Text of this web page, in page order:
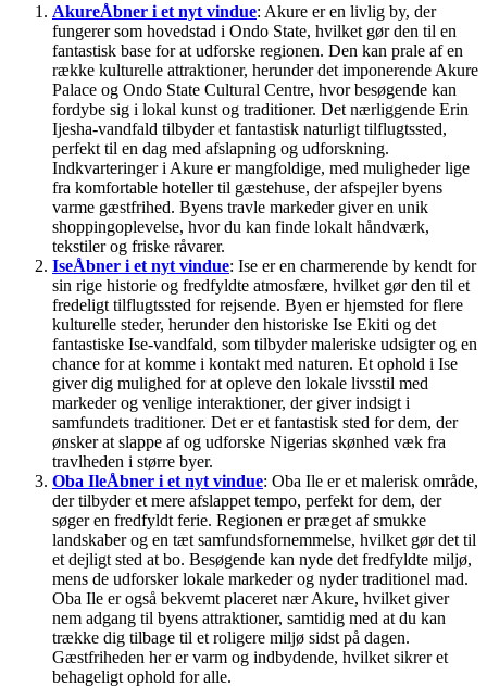
AkureÅbner i et nyt vindue: Akure er en livlig by, der
fungerer som hovedstad i Ondo State, hvilket gør den til en
fantastisk base for at udforske regionen. Den kan prale af en
række kulturelle attraktioner, herunder det imponerende Akure
Palace og Ondo State Cultural Centre, hvor besøgende kan
fordybe sig i lokal kunst og traditioner. Det nærliggende Erin
Ijesha-vandfald tilbyder et fantastisk naturligt tilflugtssted,
perfekt til en dag med afslapning og udforskning.
Indkvarteringer i Akure er mangfoldige, med muligheder lige
fra komfortable hoteller til gæstehuse, der afspejler byens
varme gæstfrihed. Byens travle markeder giver en unik
shoppingoplevelse, hvor du kan finde lokalt håndværk,
tekstiler og friske råvarer.
IseÅbner i et nyt vindue: Ise er en charmerende by kendt for
sin rige historie og fredfyldte atmosfære, hvilket gør den til et
fredeligt tilflugtssted for rejsende. Byen er hjemsted for flere
kulturelle steder, herunder den historiske Ise Ekiti og det
fantastiske Ise-vandfald, som tilbyder maleriske udsigter og en
chance for at komme i kontakt med naturen. Et ophold i Ise
giver dig mulighed for at opleve den lokale livsstil med
markeder og venlige interaktioner, der giver indsigt i
samfundets traditioner. Det er et fantastisk sted for dem, der
ønsker at slappe af og udforske Nigerias skønhed væk fra
travlheden i større byer.
Oba IleÅbner i et nyt vindue: Oba Ile er et malerisk område,
der tilbyder et mere afslappet tempo, perfekt for dem, der
søger en fredfyldt ferie. Regionen er præget af smukke
landskaber og en tæt samfundsfornemmelse, hvilket gør det til
et dejligt sted at bo. Besøgende kan nyde det fredfyldte miljø,
mens de udforsker lokale markeder og nyder traditionel mad.
Oba Ile er også bekvemt placeret nær Akure, hvilket giver
nem adgang til byens attraktioner, samtidig med at du kan
trække dig tilbage til et roligere miljø sidst på dagen.
Gæstfriheden her er varm og indbydende, hvilket sikrer et
behageligt ophold for alle.